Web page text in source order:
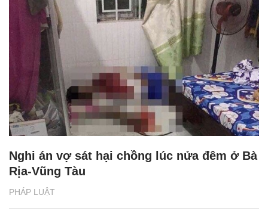
PHÁP LUẬT
Nghi án vợ sát hại chồng lúc nửa đêm ở Bà
Rịa-Vũng Tàu